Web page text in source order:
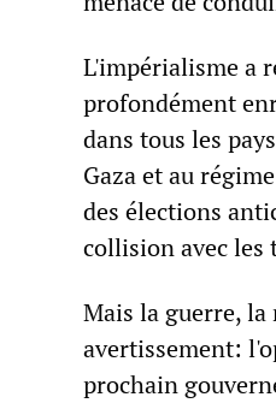
L'impérialisme a
profondément
dans tous les
Gaza et au
des élections
collision avec les
Mais la guerre,
avertissement:
prochain